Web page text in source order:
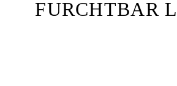
FURCHTBAR